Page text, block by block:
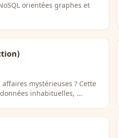
orientées graphes et
mystérieuses ? Cette
inhabituelles, …